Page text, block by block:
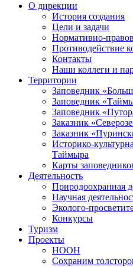
О дирекции
История создания
Цели и задачи
Нормативно-
Противодействие
Контакты
Наши коллеги и
Территории
Заповедник
Заповедник
Заповедник
Заказник
Заказник
Историко-
Таймыра
Карты
Деятельность
Природоохранная
Научная
Эколого-
Конкурсы
Туризм
Проекты
НООН
Сохраним